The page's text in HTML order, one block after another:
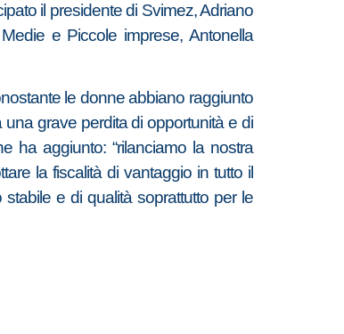
il presidente di Svimez, Adriano
e Piccole imprese, Antonella
le donne abbiano raggiunto
grave perdita di opportunità e di
ha aggiunto: “rilanciamo la nostra
la fiscalità di vantaggio in tutto il
e di qualità soprattutto per le